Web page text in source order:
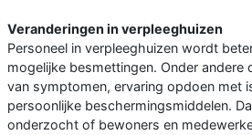
Veranderingen in verpleeghuizen
Personeel in verpleeghuizen wordt
mogelijke besmettingen. Onder andere
van symptomen, ervaring opdoen met
persoonlijke beschermingsmiddelen.
onderzocht of bewoners en